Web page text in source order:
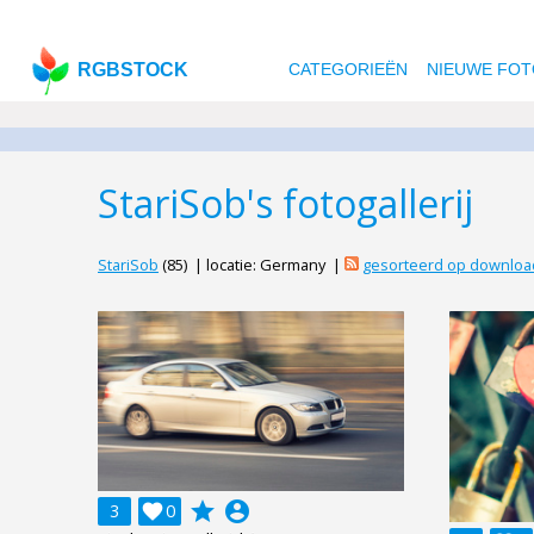
RGBSTOCK CATEGORIEËN NIEUWE
StariSob's fotogallerij
StariSob (85) | locatie: Germany | gesorteerd op
3 0
 grade account_circle